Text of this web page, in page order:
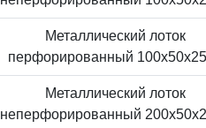
Металлический лоток
перфорированный
Металлический лоток
неперфорированный